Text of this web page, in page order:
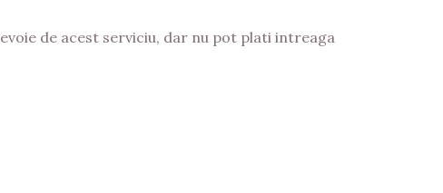
de acest serviciu, dar nu pot plati intreaga